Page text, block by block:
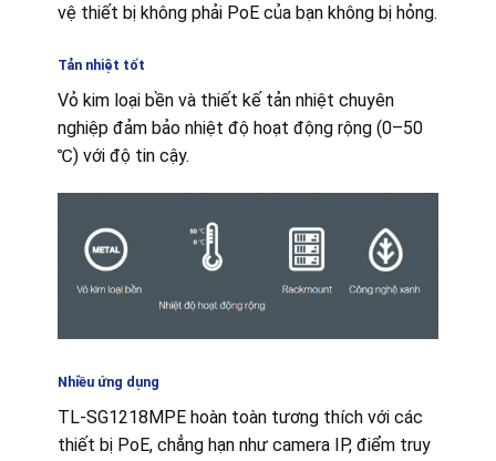
vệ thiết bị không phải PoE của bạn không bị hỏng.
Tản nhiệt tốt
Vỏ kim loại bền và thiết kế tản nhiệt chuyên
nghiệp đảm bảo nhiệt độ hoạt động rộng (0–50
℃) với độ tin cậy.
Nhiều ứng dụng
TL-SG1218MPE hoàn toàn tương thích với các
thiết bị PoE, chẳng hạn như camera IP, điểm truy